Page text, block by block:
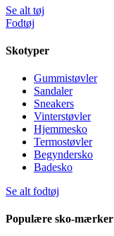
Se alt tøj
Fodtøj
Skotyper
Gummistøvler
Sandaler
Sneakers
Vinterstøvler
Hjemmesko
Termostøvler
Begyndersko
Badesko
Se alt fodtøj
Populære sko-mærker